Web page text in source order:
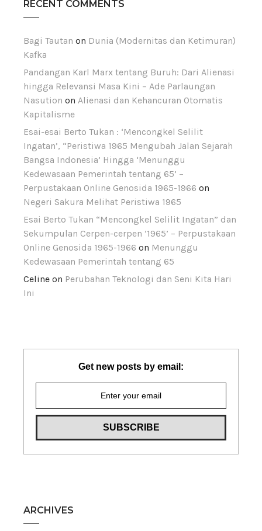
RECENT COMMENTS
Bagi Tautan on Dunia (Modernitas dan Ketimuran)
Kafka
Pandangan Karl Marx tentang Buruh: Dari Alienasi
hingga Relevansi Masa Kini – Ade Parlaungan
Nasution on Alienasi dan Kehancuran Otomatis
Kapitalisme
Esai-esai Berto Tukan : ‘Mencongkel Selilit
Ingatan’, “Peristiwa 1965 Mengubah Jalan Sejarah
Bangsa Indonesia’ Hingga ‘Menunggu
Kedewasaan Pemerintah tentang 65’ –
Perpustakaan Online Genosida 1965-1966 on
Negeri Sakura Melihat Peristiwa 1965
Esai Berto Tukan “Mencongkel Selilit Ingatan” dan
Sekumpulan Cerpen-cerpen ’1965’ – Perpustakaan
Online Genosida 1965-1966 on Menunggu
Kedewasaan Pemerintah tentang 65
Celine on Perubahan Teknologi dan Seni Kita Hari
Ini
Get new posts by email:
ARCHIVES